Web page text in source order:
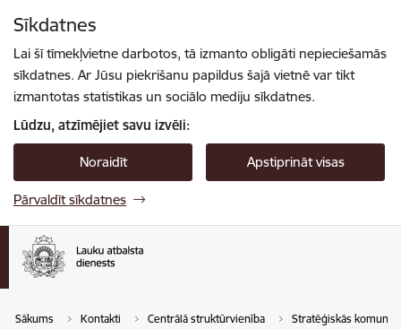
Sīkdatnes
Lai šī tīmekļvietne darbotos, tā izmanto obligāti nepieciešamās
sīkdatnes. Ar Jūsu piekrišanu papildus šajā vietnē var tikt
izmantotas statistikas un sociālo mediju sīkdatnes.
Lūdzu, atzīmējiet savu izvēli:
Noraidīt Apstiprināt visas
Pārvaldīt sīkdatnes
Sākums Kontakti Centrālā struktūrvienība Stratēģiskās